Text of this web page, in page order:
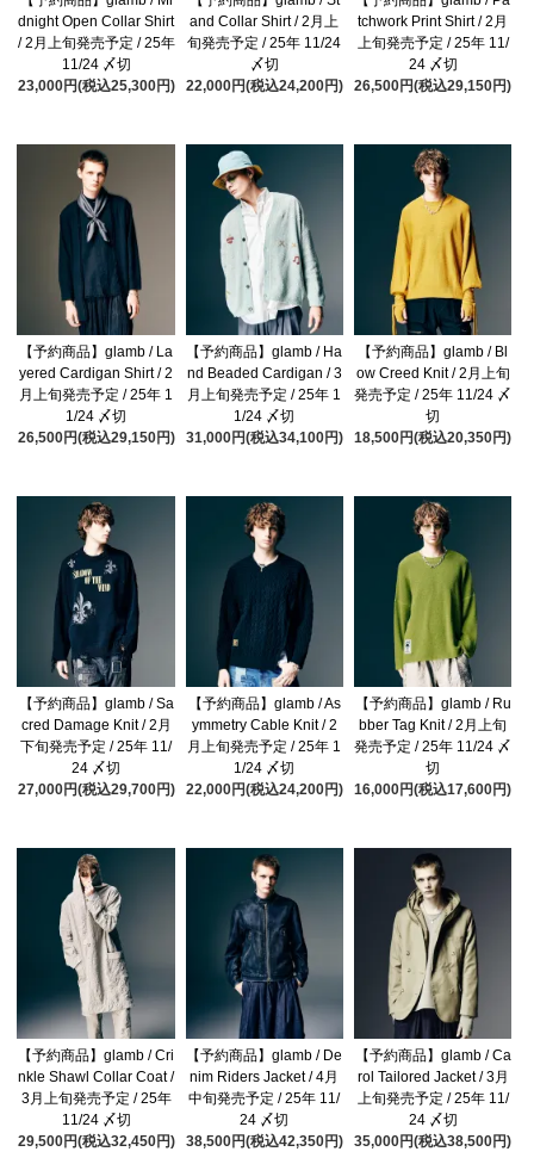
dnight Open Collar Shirt
/ 2月上旬発売予定 / 25年
11/24 〆切
23,000円(税込25,300円)
and Collar Shirt / 2月上
旬発売予定 / 25年 11/24
〆切
22,000円(税込24,200円)
tchwork Print Shirt / 2月
上旬発売予定 / 25年 11/
24 〆切
26,500円(税込29,150円)
【予約商品】glamb / La
yered Cardigan Shirt / 2
月上旬発売予定 / 25年 1
1/24 〆切
26,500円(税込29,150円)
【予約商品】glamb / Ha
nd Beaded Cardigan / 3
月上旬発売予定 / 25年 1
1/24 〆切
31,000円(税込34,100円)
【予約商品】glamb / Bl
ow Creed Knit / 2月上旬
発売予定 / 25年 11/24 〆
切
18,500円(税込20,350円)
【予約商品】glamb / Sa
cred Damage Knit / 2月
下旬発売予定 / 25年 11/
24 〆切
27,000円(税込29,700円)
【予約商品】glamb / As
ymmetry Cable Knit / 2
月上旬発売予定 / 25年 1
1/24 〆切
22,000円(税込24,200円)
【予約商品】glamb / Ru
bber Tag Knit / 2月上旬
発売予定 / 25年 11/24 〆
切
16,000円(税込17,600円)
【予約商品】glamb / Cri
nkle Shawl Collar Coat /
3月上旬発売予定 / 25年
11/24 〆切
29,500円(税込32,450円)
【予約商品】glamb / De
nim Riders Jacket / 4月
中旬発売予定 / 25年 11/
24 〆切
38,500円(税込42,350円)
【予約商品】glamb / Ca
rol Tailored Jacket / 3月
上旬発売予定 / 25年 11/
24 〆切
35,000円(税込38,500円)